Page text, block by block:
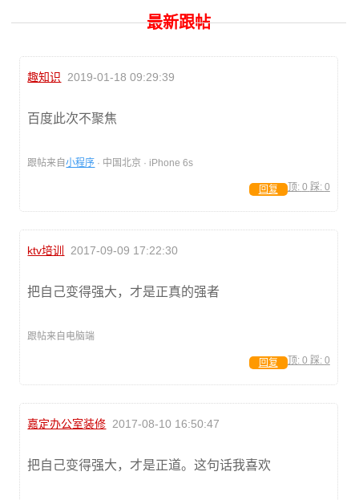
最新跟帖
趣知识 2019-01-18 09:29:39
百度此次不聚焦
跟帖来自小程序 · 中国北京 · iPhone 6s
顶: 0 踩: 0
回复
ktv培训 2017-09-09 17:22:30
把自己变得强大，才是正真的强者
跟帖来自电脑端
顶: 0 踩: 0
回复
嘉定办公室装修 2017-08-10 16:50:47
把自己变得强大，才是正道。这句话我喜欢